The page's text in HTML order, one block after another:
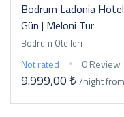
Bodrum Ladonia
Gün | Meloni Tur
Bodrum Otelleri
Not rated 0 Review
9.999,00 ₺/nightfrom